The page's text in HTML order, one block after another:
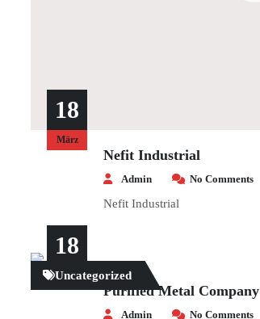
18
März
Nefit Industrial
Admin No Comments
Nefit Industrial
Uncategorized
18
März
Purified Metal Company
Admin No Comments